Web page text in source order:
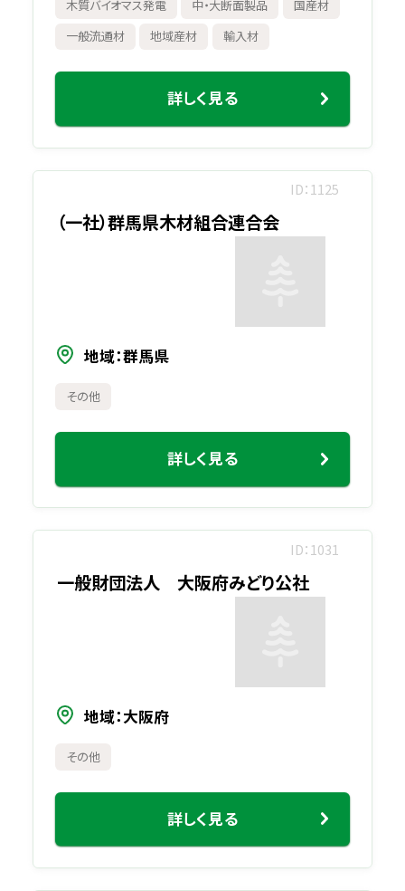
木質バイオマス発電 中・大断面製品
国産材
一般流通材
地域産材 輸入材
詳しく見る
ID 1125
（一社）群馬県木材組合連合会
地域 群馬県
その他
詳しく見る
ID 1031
一般財団法人 大阪府みどり公社
地域 大阪府
その他
詳しく見る